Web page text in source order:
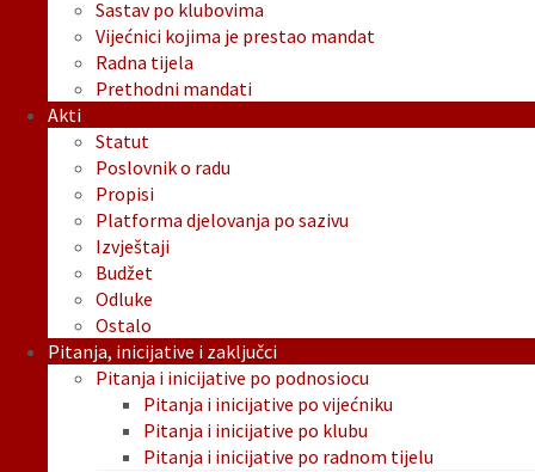
Sastav po klubovima
Vijećnici kojima je prestao mandat
Radna tijela
Prethodni mandati
Akti
Statut
Poslovnik o radu
Propisi
Platforma djelovanja po sazivu
Izvještaji
Budžet
Odluke
Ostalo
Pitanja, inicijative i zaključci
Pitanja i inicijative po podnosiocu
Pitanja i inicijative po vijećniku
Pitanja i inicijative po klubu
Pitanja i inicijative po radnom tijelu